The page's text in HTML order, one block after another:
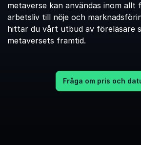
metaverse kan användas inom allt
arbetsliv till nöje och
hittar du vårt utbud av föreläsare
metaversets framtid.
Fråga om pris och